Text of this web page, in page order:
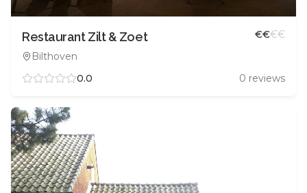
Restaurant Zilt & Zoet
Bilthoven
€€€€
0.0 0 reviews